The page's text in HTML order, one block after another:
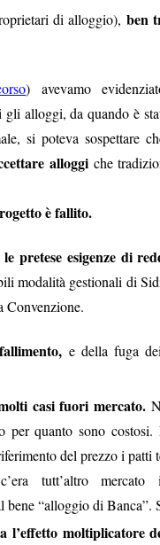
di alloggio), ben
) avevamo
alloggi, da quando è
si poteva sospettare
alloggi che
è fallito.
pretese esigenze di
modalità gestionali di
Convenzione.
e della fuga
casi fuori mercato.
per quanto sono costosi.
del prezzo i
tutt’altro mercato
bene “alloggio di Banca”.
l’effetto moltiplicatore